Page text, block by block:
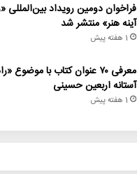
فراخوان دومین رویداد
آینه هنر» منتشر شد
1 هفته پیش
معرفی ۷۰ عنوان کتاب با
آستانه اربعین حسینی
1 هفته پیش